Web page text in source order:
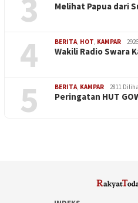
3 Melihat Papua dari
4 BERITA HOT KAMPAR
Wakili Radio Swara
5 BERITA KAMPAR 2811
Peringatan HUT